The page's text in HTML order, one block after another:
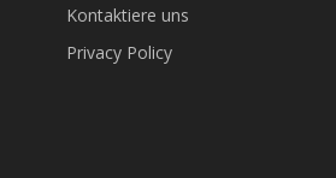
Kontaktiere uns
Privacy Policy